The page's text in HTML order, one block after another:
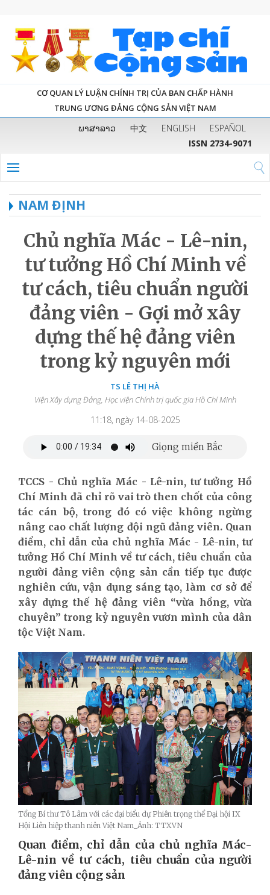
CƠ QUAN LÝ LUẬN CHÍNH TRỊ CỦA BAN CHẤP HÀNH
TRUNG ƯƠNG ĐẢNG CỘNG SẢN VIỆT NAM
ພາສາລາວ 中文 ENGLISH
ESPAÑOL
ISSN 2734-9071
NAM ĐỊNH
Chủ nghĩa Mác - Lê-nin,
tư tưởng Hồ Chí Minh về
tư cách, tiêu chuẩn người
đảng viên - Gợi mở xây
dựng thế hệ đảng viên
trong kỷ nguyên mới
TS LÊ THỊ HÀ
Viện Xây dựng Đảng, Học viện Chính trị quốc gia Hồ Chí Minh
11:18, ngày 14-08-2025
TCCS - Chủ nghĩa Mác - Lê-nin, tư tưởng Hồ
Chí Minh đã chỉ rõ vai trò then chốt của công
tác cán bộ, trong đó có việc không ngừng
nâng cao chất lượng đội ngũ đảng viên. Quan
điểm, chỉ dẫn của chủ nghĩa Mác - Lê-nin, tư
tưởng Hồ Chí Minh về tư cách, tiêu chuẩn của
người đảng viên cộng sản cần tiếp tục được
nghiên cứu, vận dụng sáng tạo, làm cơ sở để
xây dựng thế hệ đảng viên “vừa hồng, vừa
chuyên” trong kỷ nguyên vươn mình của dân
tộc Việt Nam.
Tổng Bí thư Tô Lâm với các đại biểu dự Phiên trọng thể Đại hội IX
Hội Liên hiệp thanh niên Việt Nam_Ảnh: TTXVN
Quan điểm, chỉ dẫn của chủ nghĩa Mác-
Lê-nin về tư cách, tiêu chuẩn của người
đảng viên cộng sản